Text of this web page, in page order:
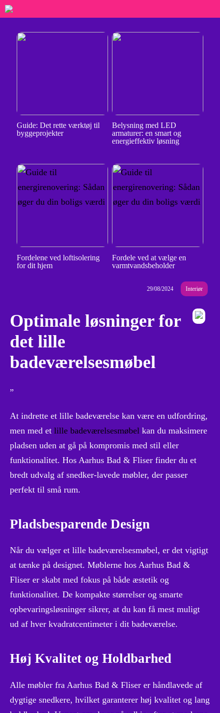
Guide: Det rette værktøj til
byggeprojekter
Belysning med LED
armaturer: en smart og
energieffektiv løsning
Fordelene ved loftisolering
for dit hjem
Fordele ved at vælge en
varmtvandsbeholder
29/08/2024 Interiør
Optimale løsninger for
det lille
badeværelsesmøbel
”
At indrette et lille badeværelse kan være en udfordring,
men med et lille badeværelsesmøbel kan du maksimere
pladsen uden at gå på kompromis med stil eller
funktionalitet. Hos Aarhus Bad & Fliser finder du et
bredt udvalg af snedker-lavede møbler, der passer
perfekt til små rum.
Pladsbesparende Design
Når du vælger et lille badeværelsesmøbel, er det vigtigt
at tænke på designet. Møblerne hos Aarhus Bad &
Fliser er skabt med fokus på både æstetik og
funktionalitet. De kompakte størrelser og smarte
opbevaringsløsninger sikrer, at du kan få mest muligt
ud af hver kvadratcentimeter i dit badeværelse.
Høj Kvalitet og Holdbarhed
Alle møbler fra Aarhus Bad & Fliser er håndlavede af
dygtige snedkere, hvilket garanterer høj kvalitet og lang